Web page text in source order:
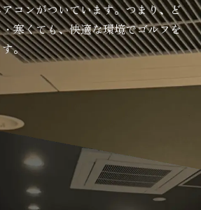
コンがついています。つまり、ど
寒くても、快適な環境でゴルフを
。